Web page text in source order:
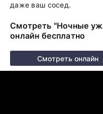
даже ваш сосед.
Смотреть "Ночные
онлайн бесплатно
Смотреть онлайн